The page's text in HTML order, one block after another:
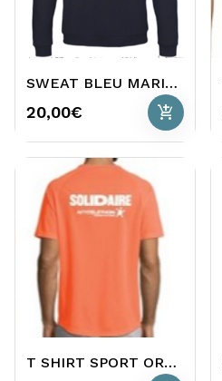
SWEAT BLEU MARINE TELETHON
20,00€ add_shopping_cart
T SHIRT SPORT ORANGE TELETHON